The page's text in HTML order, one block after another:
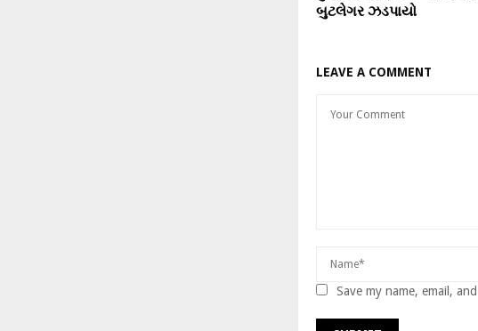
બુટલેગર ઝડપાયો
LEAVE A COMMENT
Save my name, email,